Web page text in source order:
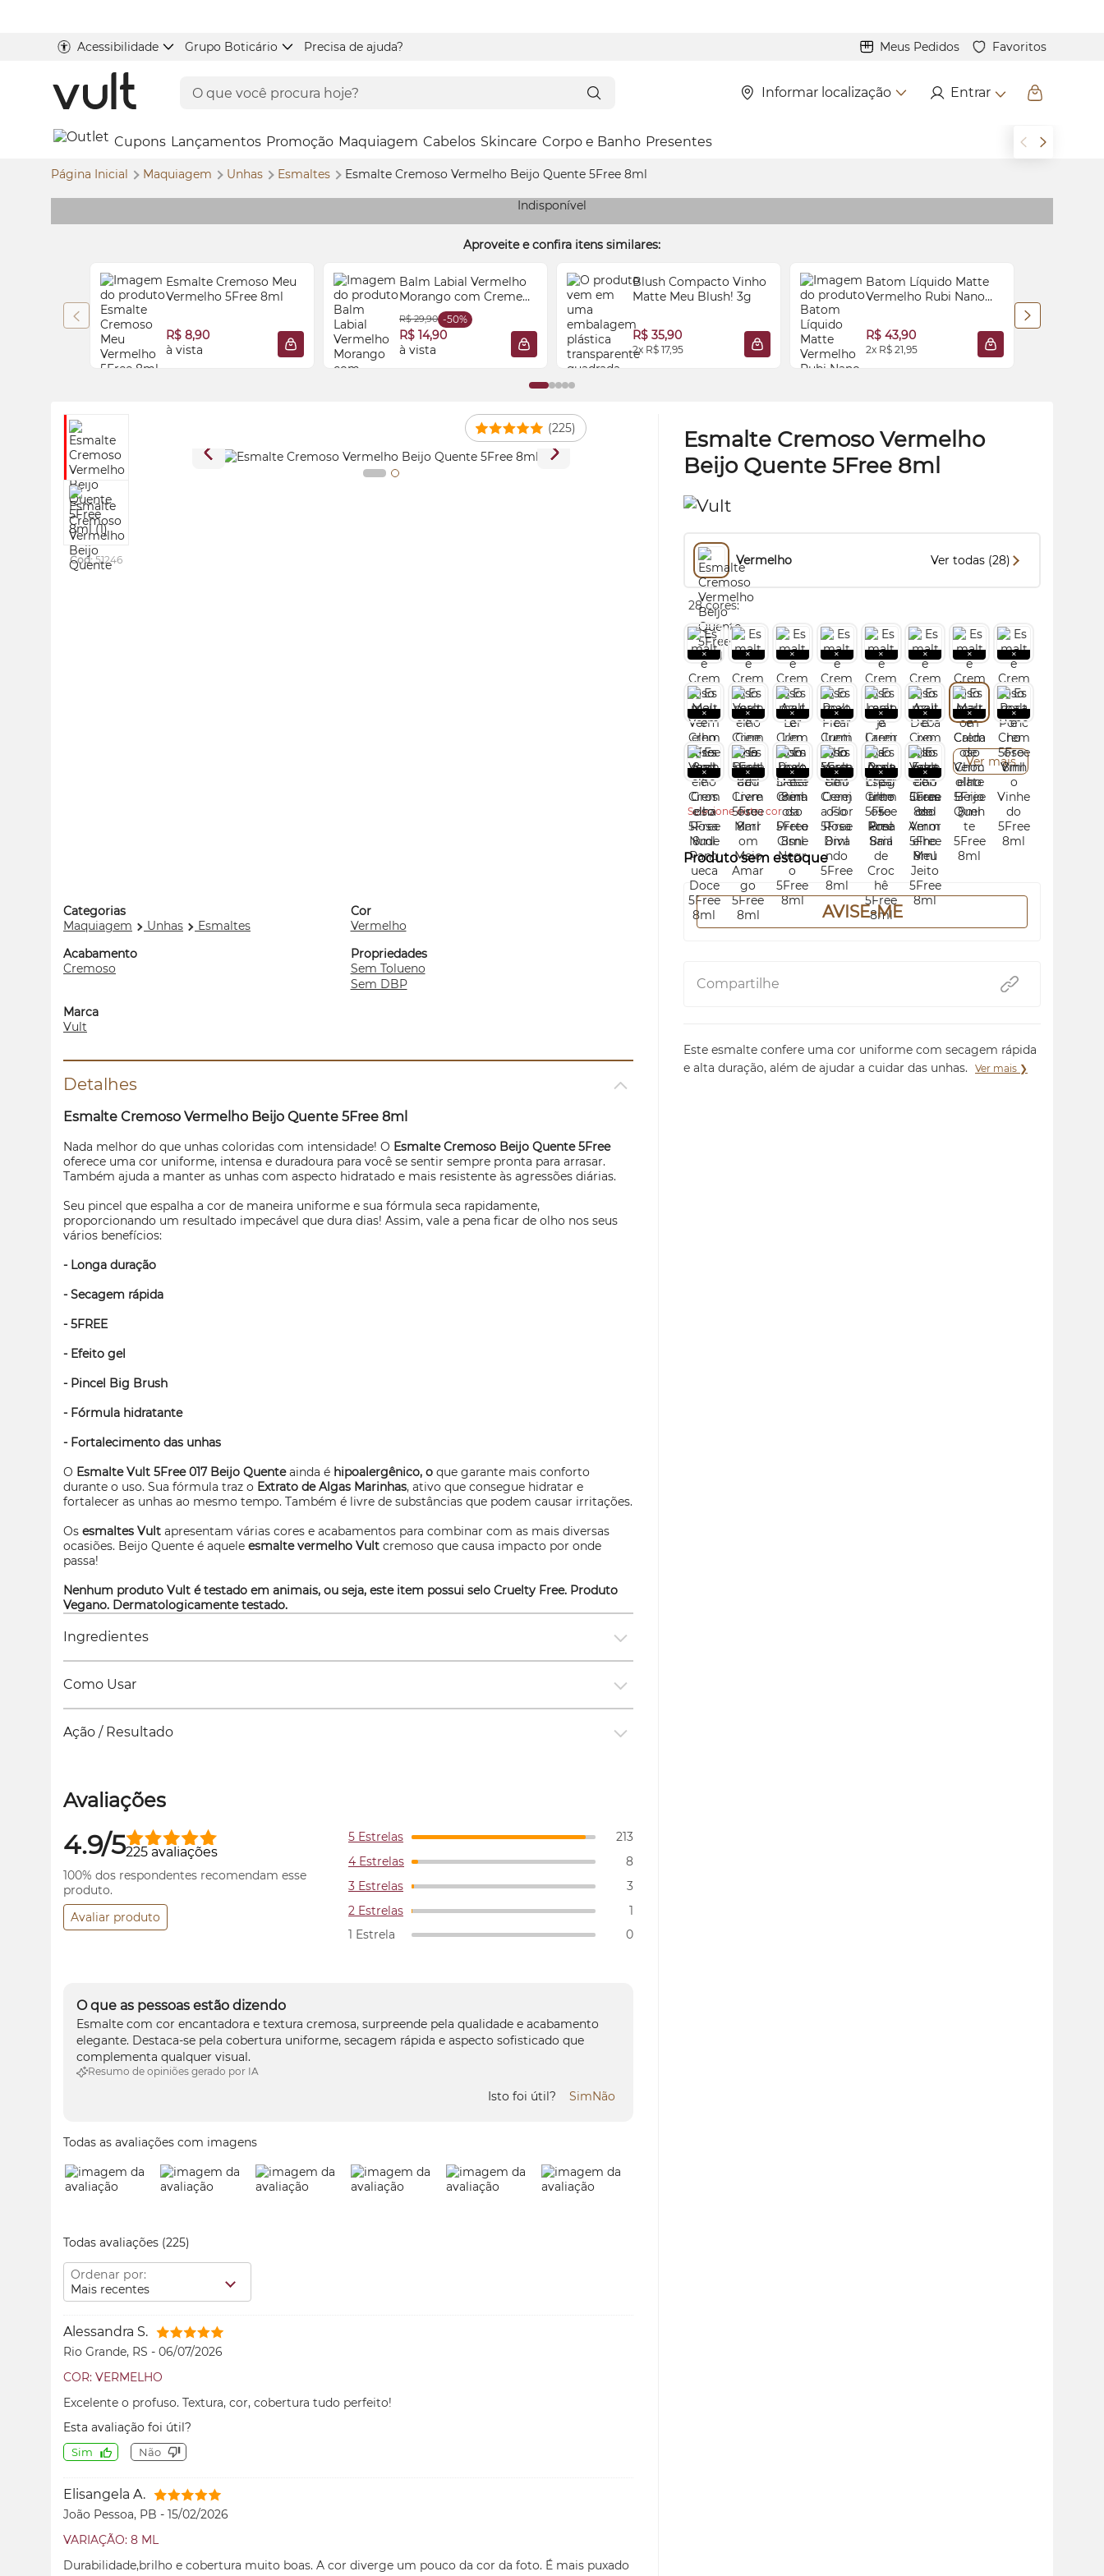
Acessibilidade Grupo Boticário Precisa de ajuda? Meus Pedidos Favoritos
Informar localização Entrar
Cupons Lançamentos Promoção Maquiagem Cabelos Skincare Corpo e Banho Presentes
Página Inicial Maquiagem Unhas Esmaltes Esmalte Cremoso Vermelho Beijo Quente 5Free 8ml
Indisponível
Aproveite e confira itens similares:
Esmalte Cremoso Meu
Vermelho 5Free 8ml
R$ 8,90
à vista
ADICIONAR À SACOLA
Balm Labial Vermelho
Morango com Creme
Vult&Fruit-tella® 3,5g
R$ 29,90 -50%
R$ 14,90
à vista
ADICIONAR À SACOLA
Blush Compacto Vinho
Matte Meu Blush! 3g
R$ 35,90
2x R$ 17,95 ADICIONAR À SACOLA
Batom Líquido Matte
Vermelho Rubi Nano
R$ 43,90
2x R$ 21,95 ADICIONAR À
Esmalte Cremoso Vermelho
Beijo Quente 5Free 8ml
Vermelho Ver todas (28)
28 cores:
Ver mais
Selecione outra cor.
Produto sem estoque
AVISE-ME
Compartilhe
Este esmalte confere uma cor uniforme com secagem rápida
e alta duração, além de ajudar a cuidar das unhas.
Ver mais ❯
(225)
Cod:51246
Categorias
Maquiagem
Unhas Esmaltes
Cor
Vermelho
Acabamento
Cremoso
Propriedades
Sem Tolueno
Sem DBP
Marca
Vult
Detalhes
Esmalte Cremoso Vermelho Beijo Quente 5Free 8ml
Nada melhor do que unhas coloridas com intensidade! O Esmalte Cremoso Beijo Quente 5Free
oferece uma cor uniforme, intensa e duradoura para você se sentir sempre pronta para arrasar.
Também ajuda a manter as unhas com aspecto hidratado e mais resistente às agressões diárias.
Seu pincel que espalha a cor de maneira uniforme e sua fórmula seca rapidamente,
proporcionando um resultado impecável que dura dias! Assim, vale a pena ficar de olho nos seus
vários benefícios:
- Longa duração
- Secagem rápida
- 5FREE
- Efeito gel
- Pincel Big Brush
- Fórmula hidratante
- Fortalecimento das unhas
O Esmalte Vult 5Free 017 Beijo Quenteainda é hipoalergênico, o que garante mais conforto
durante o uso. Sua fórmula traz o Extrato de Algas Marinhas, ativo que consegue hidratar e
fortalecer as unhas ao mesmo tempo. Também é livre de substâncias que podem causar irritações.
Os esmaltes Vult apresentam várias cores e acabamentos para combinar com as mais diversas
ocasiões. Beijo Quente é aquele esmalte vermelho Vult cremoso que causa impacto por onde
passa!
Nenhum produto Vult é testado em animais, ou seja, este item possui selo Cruelty Free. Produto
Vegano. Dermatologicamente testado.
Ingredientes
Como Usar
Ação / Resultado
Avaliações
4.9/5225 avaliações
100% dos respondentes recomendam esse
produto.
Avaliar produto
5 Estrelas
213
4 Estrelas
8
3 Estrelas
3
2 Estrelas
1
1 Estrela
0
O que as pessoas estão dizendo
Esmalte com cor encantadora e textura cremosa, surpreende pela qualidade e acabamento
elegante. Destaca-se pela cobertura uniforme, secagem rápida e aspecto sofisticado que
complementa qualquer visual.
Resumo de opiniões gerado por IA
Isto foi útil? SimNão
Todas as avaliações com imagens
Todas avaliações (225)
Ordenar por:
Mais recentes
Alessandra S.
Rio Grande, RS - 06/07/2026
COR: VERMELHO
Excelente o profuso. Textura, cor, cobertura tudo perfeito!
Esta avaliação foi útil?
Sim Não
Elisangela A.
João Pessoa, PB - 15/02/2026
VARIAÇÃO: 8 ML
Durabilidade,brilho e cobertura muito boas. A cor diverge um pouco da cor da foto. É mais puxado